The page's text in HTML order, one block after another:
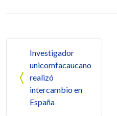
Investigador
unicomfacaucano
realizó
intercambio en
España